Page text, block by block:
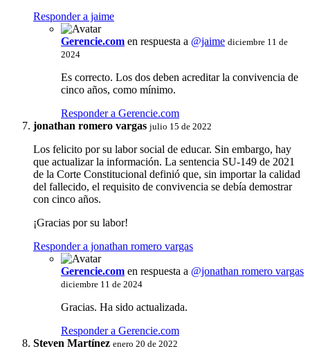
Responder a jaime
Gerencie.com en respuesta a @jaime diciembre 11 de
2024
Es correcto. Los dos deben acreditar la convivencia de
cinco años, como mínimo.
Responder a Gerencie.com
jonathan romero vargas julio 15 de 2022
Los felicito por su labor social de educar. Sin embargo, hay
que actualizar la información. La sentencia SU-149 de 2021
de la Corte Constitucional definió que, sin importar la calidad
del fallecido, el requisito de convivencia se debía demostrar
con cinco años.
¡Gracias por su labor!
Responder a jonathan romero vargas
Gerencie.com en respuesta a @jonathan romero vargas
diciembre 11 de 2024
Gracias. Ha sido actualizada.
Responder a Gerencie.com
Steven Martínez enero 20 de 2022